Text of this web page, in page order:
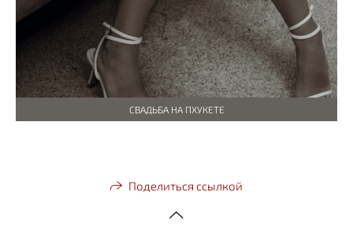
СВАДЬБА НА ПХУКЕТЕ
Поделиться ссылкой